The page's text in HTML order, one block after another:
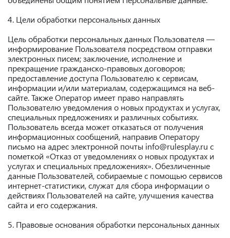
4. Цели обработки персональных данных
Цель обработки персональных данных Пользователя —
информирование Пользователя посредством отправки
электронных писем; заключение, исполнение и
прекращение гражданско-правовых договоров;
предоставление доступа Пользователю к сервисам,
информации и/или материалам, содержащимся на веб-
сайте. Также Оператор имеет право направлять
Пользователю уведомления о новых продуктах и услугах,
специальных предложениях и различных событиях.
Пользователь всегда может отказаться от получения
информационных сообщений, направив Оператору
письмо на адрес электронной почты info@rulesplay.ru с
пометкой «Отказ от уведомлениях о новых продуктах и
услугах и специальных предложениях». Обезличенные
данные Пользователей, собираемые с помощью сервисов
интернет-статистики, служат для сбора информации о
действиях Пользователей на сайте, улучшения качества
сайта и его содержания.
5. Правовые основания обработки персональных данных